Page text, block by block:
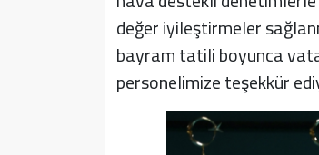
değer iyileştirmeler
bayram tatili boyunca
personelimize teşekkür